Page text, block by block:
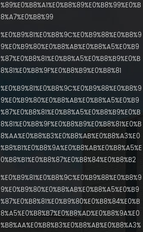
%89%E0%B8%A1%E0%B8%89%E0%B8%99%E0%B
8%A7%E0%B8%99
%E0%B9%81%E0%B8%9C%E0%B9%88%E0%B8%9
9%E0%B9%80%E0%B8%AB%E0%B8%A5%E0%B9
%87%E0%B8%81%E0%B8%A5%E0%B8%B9%E0%B
8%81%E0%B8%9F%E0%B8%B9%E0%B8%81
%E0%B9%81%E0%B8%9C%E0%B9%88%E0%B8%9
9%E0%B9%80%E0%B8%AB%E0%B8%A5%E0%B9
%87%E0%B8%81%E0%B8%A5%E0%B8%B9%E0%B
8%81%E0%B8%9F%E0%B8%B9%E0%B8%81%E0%B
8%AA%E0%B8%B3%E0%B8%AB%E0%B8%A3%E0
%B8%B1%E0%B8%9A%E0%B8%AB%E0%B8%A5%E
0%B8%B1%E0%B8%87%E0%B8%84%E0%B8%B2
%E0%B9%81%E0%B8%9C%E0%B9%88%E0%B8%9
9%E0%B9%80%E0%B8%AB%E0%B8%A5%E0%B9
%87%E0%B8%81%E0%B9%80%E0%B8%84%E0%B
8%A5%E0%B8%B7%E0%B8%AD%E0%B8%9A%E0
%B8%AA%E0%B8%B3%E0%B8%AB%E0%B8%A3%